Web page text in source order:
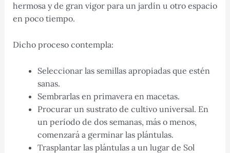
hermosa y de gran vigor para un jardín u otro espacio
en poco tiempo.
Dicho proceso contempla:
Seleccionar las semillas apropiadas que estén
sanas.
Sembrarlas en primavera en macetas.
Procurar un sustrato de cultivo universal. En
un período de dos semanas, más o menos,
comenzará a germinar las plántulas.
Trasplantar las plántulas a un lugar de Sol